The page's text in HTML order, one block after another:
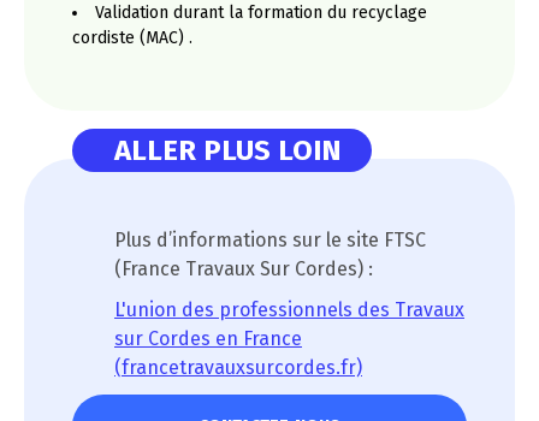
ALLER PLUS LOIN
Plus d’informations sur le site FTSC
(France Travaux Sur Cordes) :
L'union des professionnels des Travaux
sur Cordes en France
(francetravauxsurcordes.fr)
Validation durant la formation du recyclage
cordiste (MAC) .